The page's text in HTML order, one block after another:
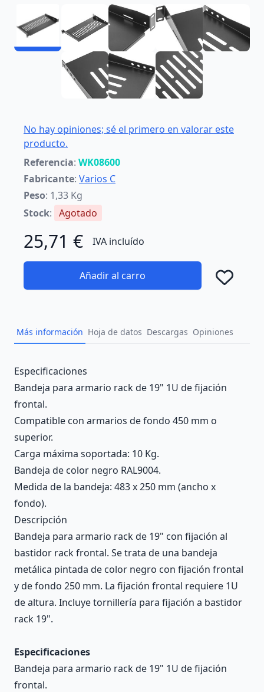
No hay opiniones; sé el primero en valorar este
producto.
Referencia: WK08600
Fabricante: Varios C
Peso: 1,33 Kg
Stock: Agotado
25,71 € IVA incluído
Añadir al carro
Más información Hoja de datos Descargas Opiniones
Description
Especificaciones
Bandeja para armario rack de 19" 1U de fijación
frontal.
Compatible con armarios de fondo 450 mm o
superior.
Carga máxima soportada: 10 Kg.
Bandeja de color negro RAL9004.
Medida de la bandeja: 483 x 250 mm (ancho x
fondo).
Descripción
Bandeja para armario rack de 19" con fijación al
bastidor rack frontal. Se trata de una bandeja
metálica pintada de color negro con fijación frontal
y de fondo 250 mm. La fijación frontal requiere 1U
de altura. Incluye tornillería para fijación a bastidor
rack 19".
Especificaciones
Bandeja para armario rack de 19" 1U de fijación
frontal.